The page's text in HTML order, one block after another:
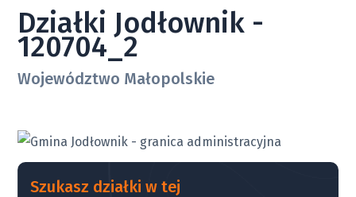
Działki Jodłownik -
120704_2
Województwo Małopolskie
Szukasz działki w tej